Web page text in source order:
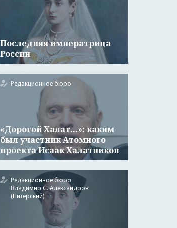
Последняя императрица
России
Редакционное бюро
«Дорогой Халат…»: каким
был участник Атомного
проекта Исаак Халатников
Редакционное бюро
Владимир С. Александров
(Питерский)